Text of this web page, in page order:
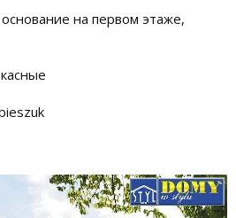
на первом этаже,